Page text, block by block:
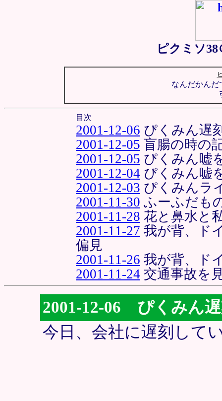
ピクミソ
なんだかんだ
目次
2001-12-06 ぴくみん遅
2001-12-05 盲腸の時の
2001-12-05 ぴくみん嘘
2001-12-04 ぴくみん嘘
2001-12-03 ぴくみんラ
2001-11-30 ふーふだも
2001-11-28 花と鼻水と
2001-11-27 我が背、ド
偏見
2001-11-26 我が背、ド
2001-11-24 交通事故を
2001-12-06 ぴくみん
今日、会社に遅刻して